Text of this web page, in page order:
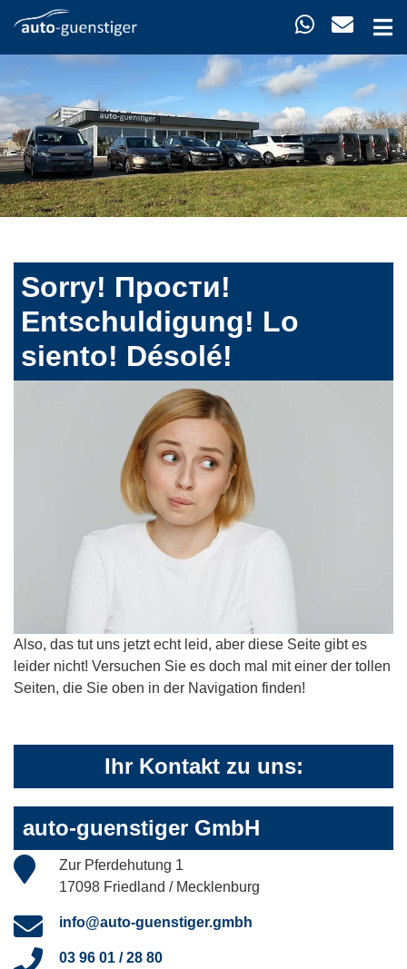
Sorry! Прости!
Entschuldigung! Lo
siento! Désolé!
Also, das tut uns jetzt echt leid, aber diese Seite gibt es
leider nicht! Versuchen Sie es doch mal mit einer der tollen
Seiten, die Sie oben in der Navigation finden!
Ihr Kontakt zu uns:
auto-guenstiger GmbH
Zur Pferdehutung 1
17098 Friedland / Mecklenburg
info@auto-guenstiger.gmbh
03 96 01 / 28 80